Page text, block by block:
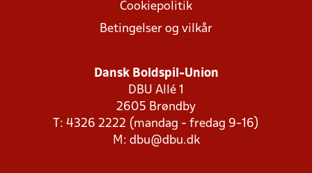
Cookiepolitik
Betingelser og vilkår
Dansk Boldspil-Union
DBU Allé 1
2605 Brøndby
T: 4326 2222 (mandag - fredag 9-16)
M: dbu@dbu.dk